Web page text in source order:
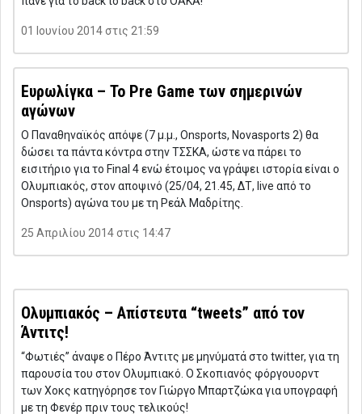
01 Ιουνίου 2014 στις 21:59
Ευρωλίγκα – Το Pre Game των σημερινών
αγώνων
Ο Παναθηναϊκός απόψε (7 μ.μ., Onsports, Novasports 2) θα
δώσει τα πάντα κόντρα στην ΤΣΣΚΑ, ώστε να πάρει το
εισιτήριο για το Final 4 ενώ έτοιμος να γράψει ιστορία είναι ο
Ολυμπιακός, στον αποψινό (25/04, 21.45, ΔΤ, live από το
Onsports) αγώνα του με τη Ρεάλ Μαδρίτης.
25 Απριλίου 2014 στις 14:47
Ολυμπιακός – Απίστευτα “tweets” από τον
Άντιτς!
“Φωτιές” άναψε ο Πέρο Άντιτς με μηνύματά στο twitter, για τη
παρουσία του στον Ολυμπιακό. Ο Σκοπιανός φόργουορντ
των Χοκς κατηγόρησε τον Γιώργο Μπαρτζώκα για υπογραφή
με τη Φενέρ πριν τους τελικούς!